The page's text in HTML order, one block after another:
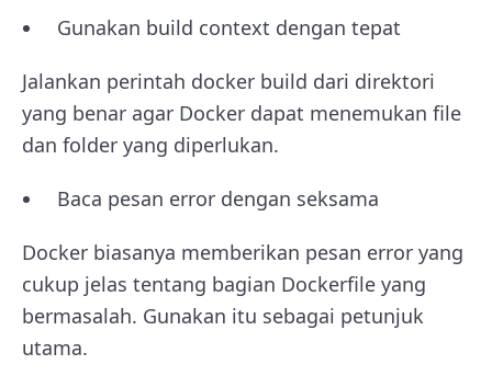
Gunakan build context dengan tepat
Jalankan perintah docker build dari direktori
yang benar agar Docker dapat menemukan file
dan folder yang diperlukan.
Baca pesan error dengan seksama
Docker biasanya memberikan pesan error yang
cukup jelas tentang bagian Dockerfile yang
bermasalah. Gunakan itu sebagai petunjuk
utama.